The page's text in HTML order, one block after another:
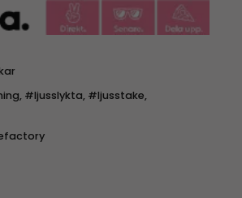
, #ljusslykta, #ljusstake,